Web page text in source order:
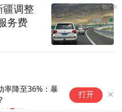
率降至36%：暴
打开
疆调整
务费